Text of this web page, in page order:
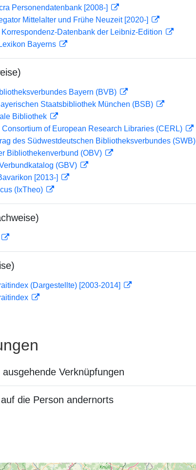
Personendatenbank [2008-]
Mittelalter und Frühe Neuzeit [2020-]
Datenbank der Leibniz-Edition
Bayerns
Bayern (BVB)
Staatsbibliothek München (BSB)
Bibliothek
of European Research Libraries (CERL)
des Südwestdeutschen Bibliotheksverbundes (SWB)
Bibliothekenverbund (OBV)
(GBV)
[2013-]
(IxTheo)
(Dargestellte) [2003-2014]
Verknüpfungen
die Person andernorts